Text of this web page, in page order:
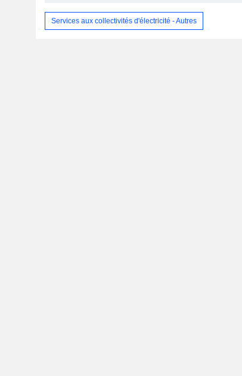
Services aux collectivités d'électricité - Autres